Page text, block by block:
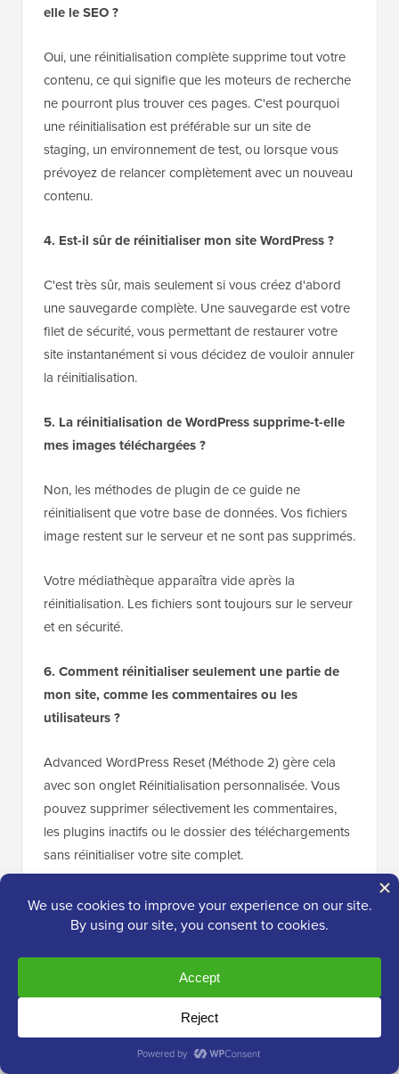
elle le SEO ?
Oui, une réinitialisation complète supprime tout votre
contenu, ce qui signifie que les moteurs de recherche
ne pourront plus trouver ces pages. C'est pourquoi
une réinitialisation est préférable sur un site de
staging, un environnement de test, ou lorsque vous
prévoyez de relancer complètement avec un nouveau
contenu.
4. Est-il sûr de réinitialiser mon site WordPress ?
C'est très sûr, mais seulement si vous créez d'abord
une sauvegarde complète. Une sauvegarde est votre
filet de sécurité, vous permettant de restaurer votre
site instantanément si vous décidez de vouloir annuler
la réinitialisation.
5. La réinitialisation de WordPress supprime-t-elle
mes images téléchargées ?
Non, les méthodes de plugin de ce guide ne
réinitialisent que votre base de données. Vos fichiers
image restent sur le serveur et ne sont pas supprimés.
Votre médiathèque apparaîtra vide après la
réinitialisation. Les fichiers sont toujours sur le serveur
et en sécurité.
6. Comment réinitialiser seulement une partie de
mon site, comme les commentaires ou les
utilisateurs ?
Advanced WordPress Reset (Méthode 2) gère cela
avec son onglet Réinitialisation personnalisée. Vous
pouvez supprimer sélectivement les commentaires,
les plugins inactifs ou le dossier des téléchargements
sans réinitialiser votre site complet.
Ressources supplémentaires
Maintenant que vous savez comment réinitialiser votre
site, vous pourriez trouver ces autres guides utiles
pour tout remettre en place :
Le guide ultime pour améliorer la vitesse et les
performances de WordPress– Une fois que